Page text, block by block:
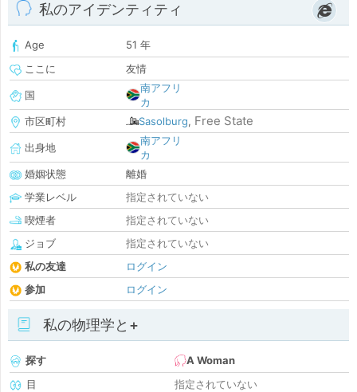
私のアイデンティティ
Age
51 年
ここに
友情
国
南アフリ
カ
市区町村
Sasolburg, Free State
出身地
南アフリ
カ
婚姻状態
離婚
学業レベル
指定されていない
喫煙者
指定されていない
ジョブ
指定されていない
私の友達
ログイン
参加
ログイン
私の物理学と+
探す
A Woman
目
指定されていない